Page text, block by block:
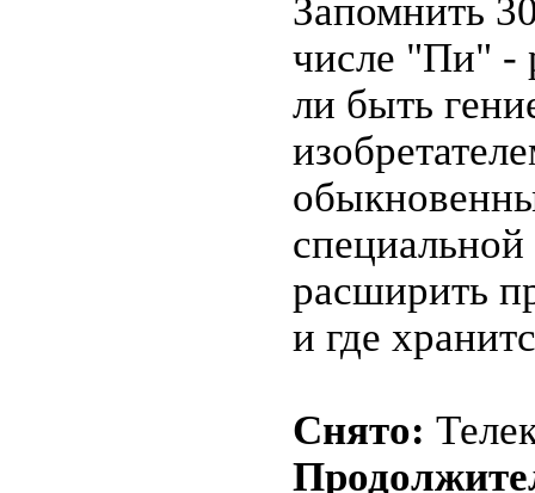
Запомнить
числе "Пи" -
ли быть
расширить
и где
Снято: